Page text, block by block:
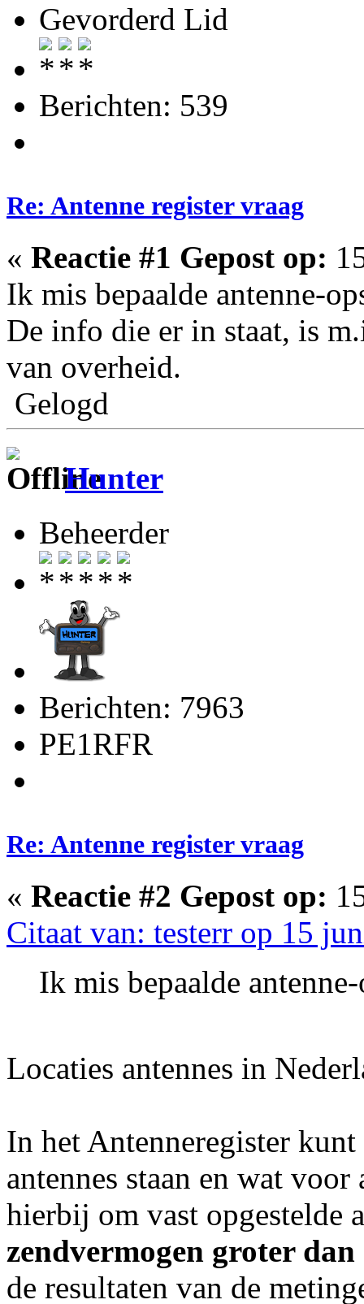
Gevorderd Lid
Berichten: 539
Re: Antenne register vraag
« Reactie #1 Gepost op:
Ik mis bepaalde antenne-
De info die er in staat, is
van overheid.
Gelogd
Hunter
Beheerder
Berichten: 7963
PE1RFR
Re: Antenne register vraag
« Reactie #2 Gepost op:
Citaat van: testerr op 15
Ik mis bepaalde
Locaties antennes in
In het Antenneregister
antennes staan en wat
hierbij om vast opgestelde
zendvermogen groter
de resultaten van de